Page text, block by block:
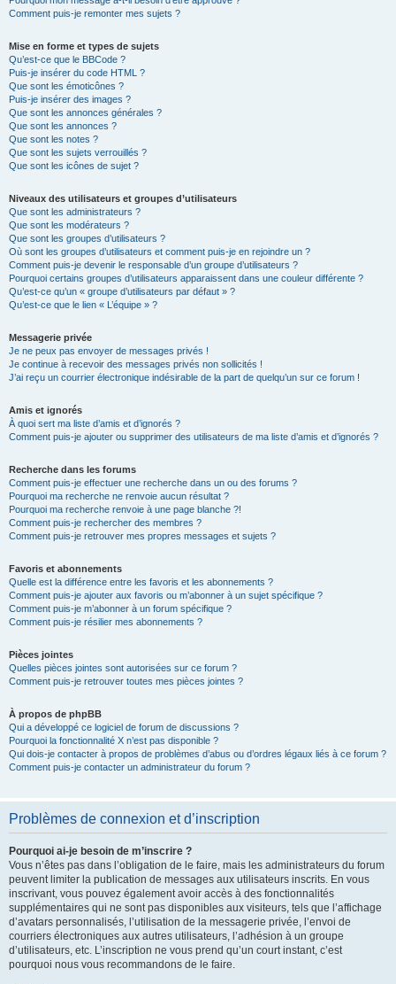
Comment puis-je remonter mes sujets ?
Mise en forme et types de sujets
Qu’est-ce que le BBCode ?
Puis-je insérer du code HTML ?
Que sont les émoticônes ?
Puis-je insérer des images ?
Que sont les annonces générales ?
Que sont les annonces ?
Que sont les notes ?
Que sont les sujets verrouillés ?
Que sont les icônes de sujet ?
Niveaux des utilisateurs et groupes d’utilisateurs
Que sont les administrateurs ?
Que sont les modérateurs ?
Que sont les groupes d’utilisateurs ?
Où sont les groupes d’utilisateurs et comment puis-je en rejoindre un ?
Comment puis-je devenir le responsable d’un groupe d’utilisateurs ?
Pourquoi certains groupes d’utilisateurs apparaissent dans une couleur différente ?
Qu’est-ce qu’un « groupe d’utilisateurs par défaut » ?
Qu’est-ce que le lien « L’équipe » ?
Messagerie privée
Je ne peux pas envoyer de messages privés !
Je continue à recevoir des messages privés non sollicités !
J’ai reçu un courrier électronique indésirable de la part de quelqu’un sur ce forum !
Amis et ignorés
À quoi sert ma liste d’amis et d’ignorés ?
Comment puis-je ajouter ou supprimer des utilisateurs de ma liste d’amis et d’ignorés ?
Recherche dans les forums
Comment puis-je effectuer une recherche dans un ou des forums ?
Pourquoi ma recherche ne renvoie aucun résultat ?
Pourquoi ma recherche renvoie à une page blanche ?!
Comment puis-je rechercher des membres ?
Comment puis-je retrouver mes propres messages et sujets ?
Favoris et abonnements
Quelle est la différence entre les favoris et les abonnements ?
Comment puis-je ajouter aux favoris ou m’abonner à un sujet spécifique ?
Comment puis-je m’abonner à un forum spécifique ?
Comment puis-je résilier mes abonnements ?
Pièces jointes
Quelles pièces jointes sont autorisées sur ce forum ?
Comment puis-je retrouver toutes mes pièces jointes ?
À propos de phpBB
Qui a développé ce logiciel de forum de discussions ?
Pourquoi la fonctionnalité X n’est pas disponible ?
Qui dois-je contacter à propos de problèmes d’abus ou d’ordres légaux liés à ce forum ?
Comment puis-je contacter un administrateur du forum ?
Problèmes de connexion et d’inscription
Pourquoi ai-je besoin de m’inscrire ?
Vous n’êtes pas dans l’obligation de le faire, mais les administrateurs du forum
peuvent limiter la publication de messages aux utilisateurs inscrits. En vous
inscrivant, vous pouvez également avoir accès à des fonctionnalités
supplémentaires qui ne sont pas disponibles aux visiteurs, tels que l’affichage
d’avatars personnalisés, l’utilisation de la messagerie privée, l’envoi de
courriers électroniques aux autres utilisateurs, l’adhésion à un groupe
d’utilisateurs, etc. L’inscription ne vous prend qu’un court instant, c’est
pourquoi nous vous recommandons de le faire.